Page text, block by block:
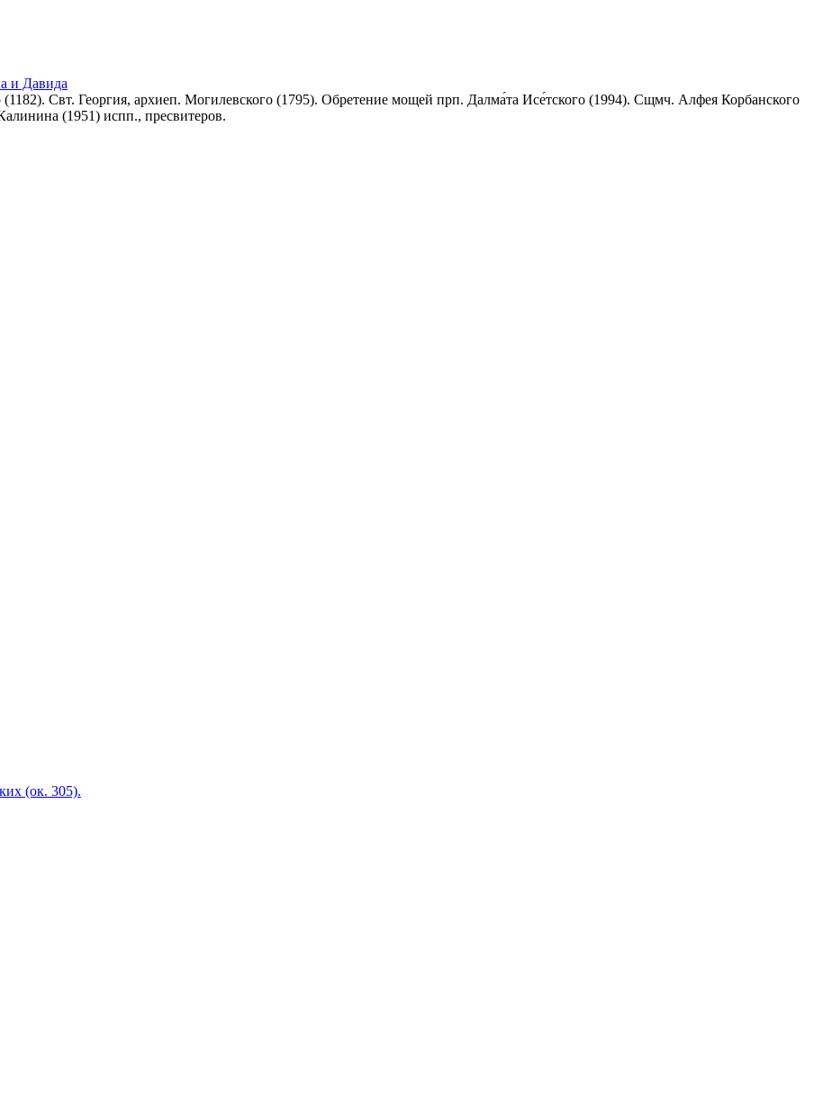
и Давида
Свт. Георгия, архиеп. Могилевского (1795). Обретение мощей прп. Далма́та Исе́тского (1994). Сщмч. Алфея Корбанского
(1951) испп., пресвитеров.
(ок. 305).